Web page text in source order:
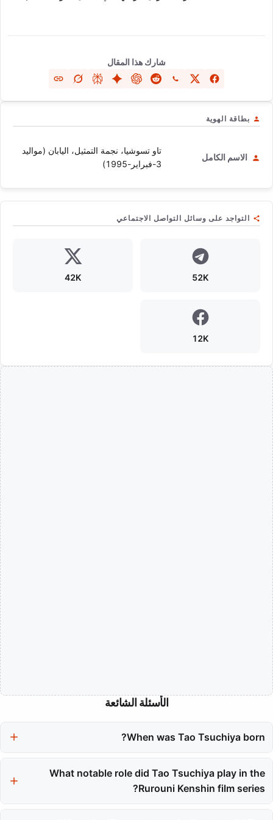
شارك هذا المقال
بطاقة الهوية
الاسم الكامل
تاو تسوشيا، نجمة التمثيل، اليابان (مواليد
3-فبراير-1995)
التواجد على وسائل التواصل الاجتماعي
52K
42K
12K
الأسئلة الشائعة
When was Tao Tsuchiya born?
What notable role did Tao Tsuchiya play in the
Rurouni Kenshin film series?